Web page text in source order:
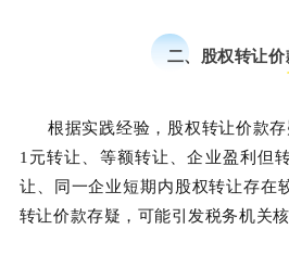
二、股权转让价
根据实践经验，股权转让价款存
1元转让、等额转让、企业盈利但
让、同一企业短期内股权转让存在
转让价款存疑，可能引发税务机关核